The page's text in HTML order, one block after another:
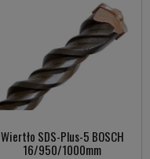
Wiertło SDS-Plus-5 BOSCH
16/950/1000mm